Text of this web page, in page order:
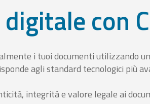
con
i tuoi documenti utilizzando
agli standard tecnologici più
integrità e valore legale ai